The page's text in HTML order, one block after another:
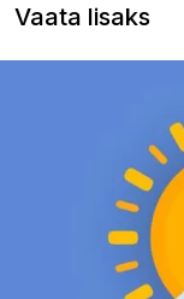
Vaata lisaks